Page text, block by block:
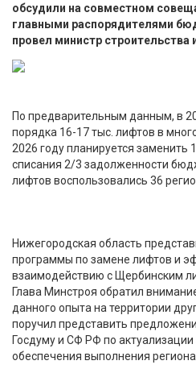
обсудили на совместном
главными распорядителями
провел министр
По предварительным данным, в
порядка 16-17 тыс. лифтов в
2026 году планируется заменить
списания 2/3 задолженности
лифтов воспользовались 36
Нижегородская область
программы по замене лифтов и
взаимодействию с Щербинским
Глава Минстроя обратил
данного опыта на территории
поручил представить
Госдуму и СФ РФ по актуализации
обеспечения выполнения